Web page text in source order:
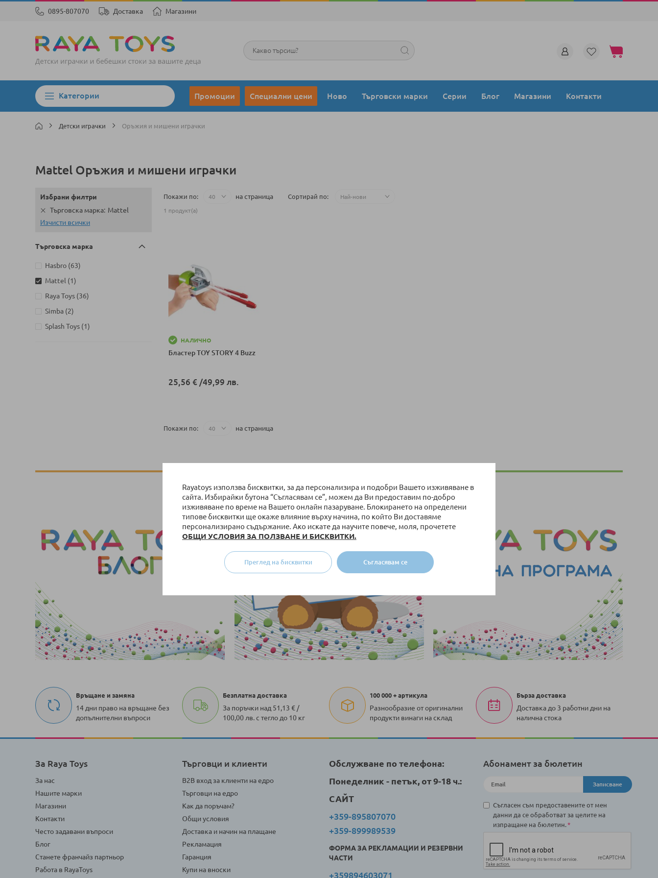
Rayatoys използва бисквитки, за да персонализира и подобри Вашето изживяване в
сайта. Избирайки бутона “Съгласявам се”, можем да Ви предоставим по-добро
изживяване по време на Вашето онлайн пазаруване. Блокирането на определени
типове бисквитки ще окаже влияние върху начина, по който Ви доставяме
персонализирано съдържание. Ако искате да научите повече, моля, прочетете
ОБЩИ УСЛОВИЯ ЗА ПОЛЗВАНЕ И БИСКВИТКИ.
Съгласявам се
Преглед на бисквитки
0895-807070 Доставка Магазини
Моята количка
Търсене
Категории Промоции Специални цени Ново Търговски марки Серии Блог Магазини Контакти
Детски играчки Оръжия и мишени играчки
Mattel Оръжия и мишени играчки
Покажи по на страница Сортирай по
1 продукт(а)
НАЛИЧНО
Бластер TOY STORY 4 Buzz
25,56 € /49,99 лв.
Покажи по на страница
Избрани филтри
Търговска марка Mattel
Изчисти всички
Търговска марка
Hasbro 63
артикули
Mattel
1
артикул
Raya Toys 36
артикули
Simba 2
артикули
Splash Toys 1
артикул
Връщане и замяна
14 дни право на връщане без
допълнителни въпроси
Безплатна доставка
За поръчки над 51,13 € /
100,00 лв. с тегло до 10 кг
100 000 + артикула
Разнообразие от оригинални
продукти винаги на склад
Бърза доставка
Доставка до 3 работни дни на
налична стока
За Raya Toys
За нас
Нашите марки
Магазини
Контакти
Често задавани въпроси
Блог
Станете франчайз партньор
Работа в RayaToys
Търговци и клиенти
B2B вход за клиенти на едро
Търговци на едро
Как да поръчам?
Общи условия
Доставка и начин на плащане
Рекламация
Гаранция
Купи на вноски
Обслужване по телефона:
Понеделник - петък, от 9-18 ч.:
САЙТ
+359-895807070
+359-899989539
ФОРМА ЗА РЕКЛАМАЦИИ И РЕЗЕРВНИ
ЧАСТИ
+359894603071
Абонамент за бюлетин
Записване
Съгласен съм предоставените от мен
данни да се обработват за целите на
изпращане на бюлетин.